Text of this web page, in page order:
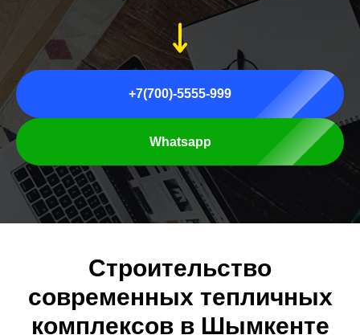
+7(700)-5555-999
Whatsapp
Строительство
современных тепличных
комплексов в Шымкенте